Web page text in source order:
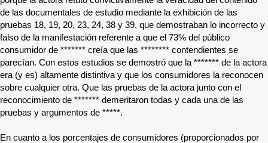
de las documentales de estudio mediante la exhibición de las
pruebas 18, 19, 20, 23, 24, 38 y 39, que demostraban lo incorrecto y
falso de la manifestación referente a que el 73% del público
consumidor de ******* creía que las ******** contendientes se
parecían. Con estos estudios se demostró que la ******* de la actora
era (y es) altamente distintiva y que los consumidores la reconocen
sobre cualquier otra. Que las pruebas de la actora junto con el
reconocimiento de ******* demeritaron todas y cada una de las
pruebas y argumentos de *****.
En cuanto a los porcentajes de consumidores (proporcionados por